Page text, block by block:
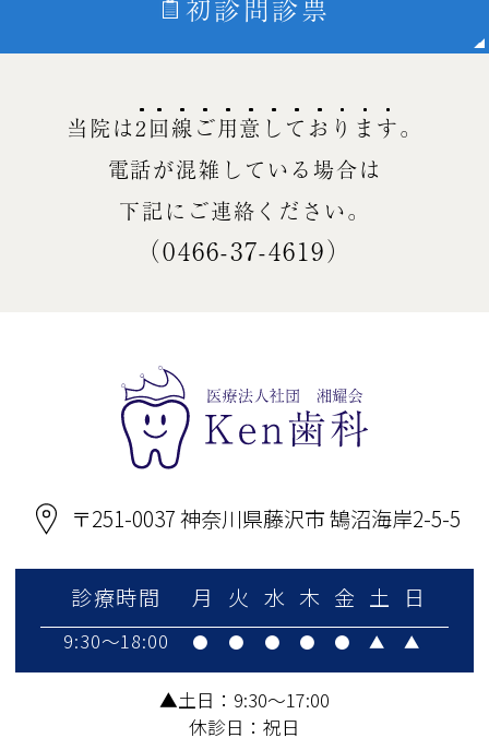
初診問診票
当院は2回線ご用意 し てお り ま す。
電話が混雑している場合は
下記にご連絡ください。
（0466-37-4619）
〒251-0037 神奈川県藤沢市 鵠沼海岸2-5-5
診療時間 月 火 水 木 金 土 日
9:30～18:00 ● ● ● ● ● ▲ ▲
▲土日：9:30～17:00
休診日：祝日